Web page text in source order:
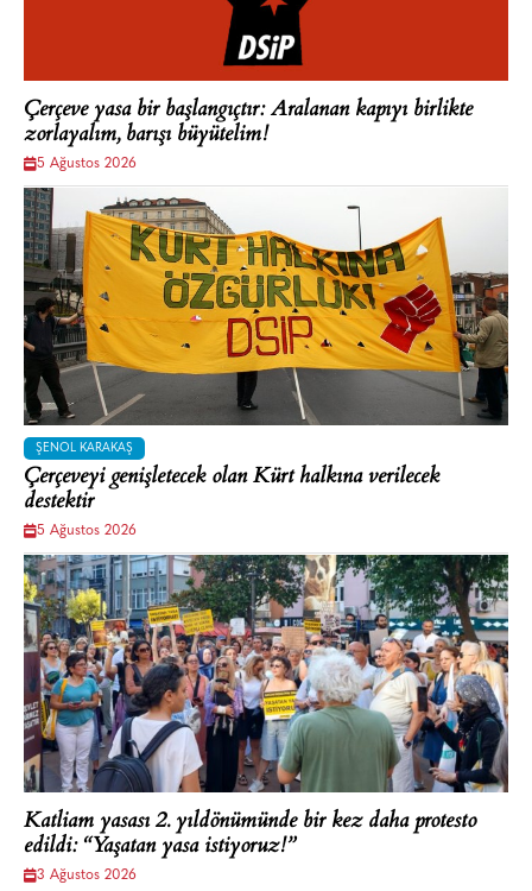
Çerçeve yasa bir başlangıçtır: Aralanan kapıyı birlikte
zorlayalım, barışı büyütelim!
5 Ağustos 2026
ŞENOL KARAKAŞ
Çerçeveyi genişletecek olan Kürt halkına verilecek
destektir
5 Ağustos 2026
Katliam yasası 2. yıldönümünde bir kez daha protesto
edildi: “Yaşatan yasa istiyoruz!”
3 Ağustos 2026